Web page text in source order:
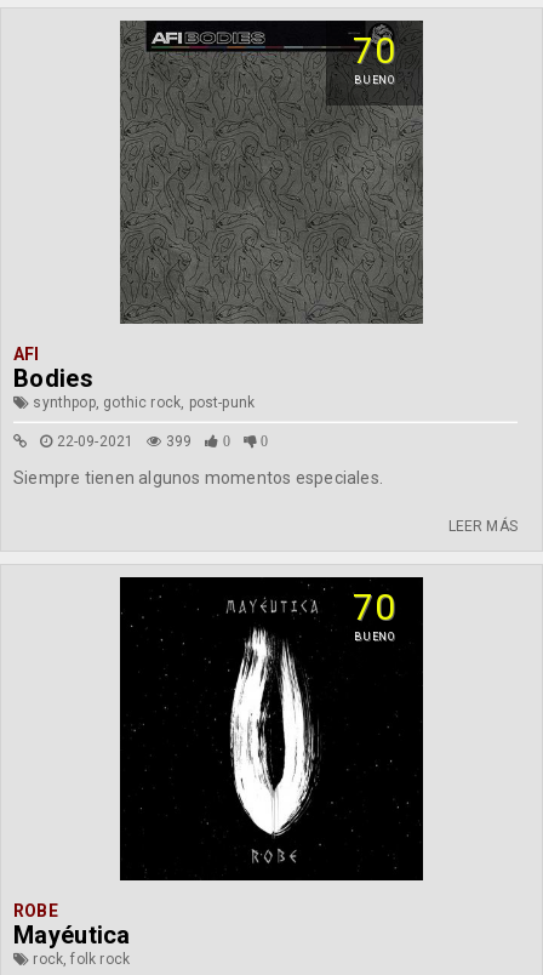
70
BUENO
AFI
Bodies
synthpop, gothic rock, post-punk
22-09-2021 399 0 0
Siempre tienen algunos momentos especiales.
LEER MÁS
70
BUENO
ROBE
Mayéutica
rock, folk rock